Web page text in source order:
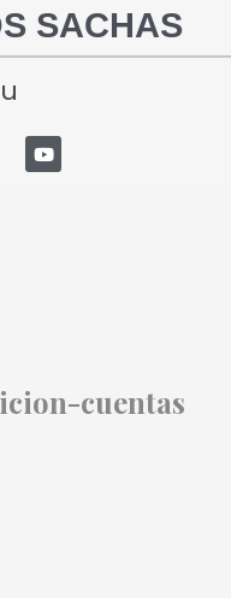
SACHAS
cuentas